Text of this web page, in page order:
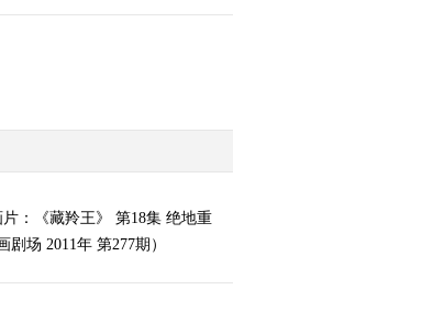
：《藏羚王》 第18集 绝地重
场 2011年 第277期）